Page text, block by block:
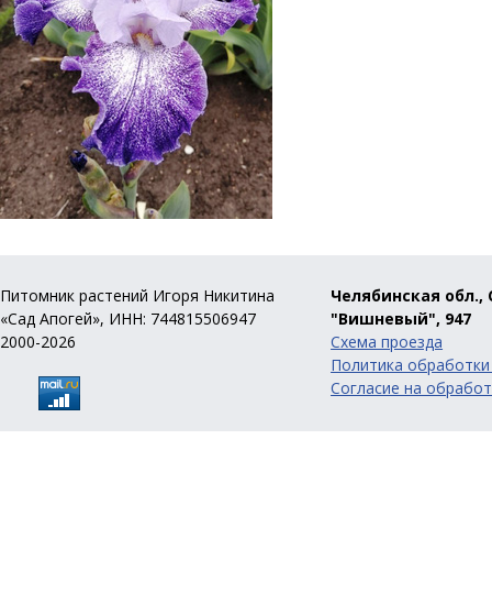
Питомник растений Игоря Никитина
«Сад Апогей», ИНН: 744815506947
2000-2026
Челябинская обл.,
"Вишневый", 947
Схема проезда
Политика
Согласие на